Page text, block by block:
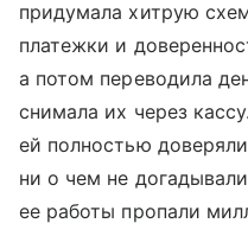
придумала хитрую
платежки и
а потом переводила
снимала их через
ей полностью
ни о чем не
ее работы пропали